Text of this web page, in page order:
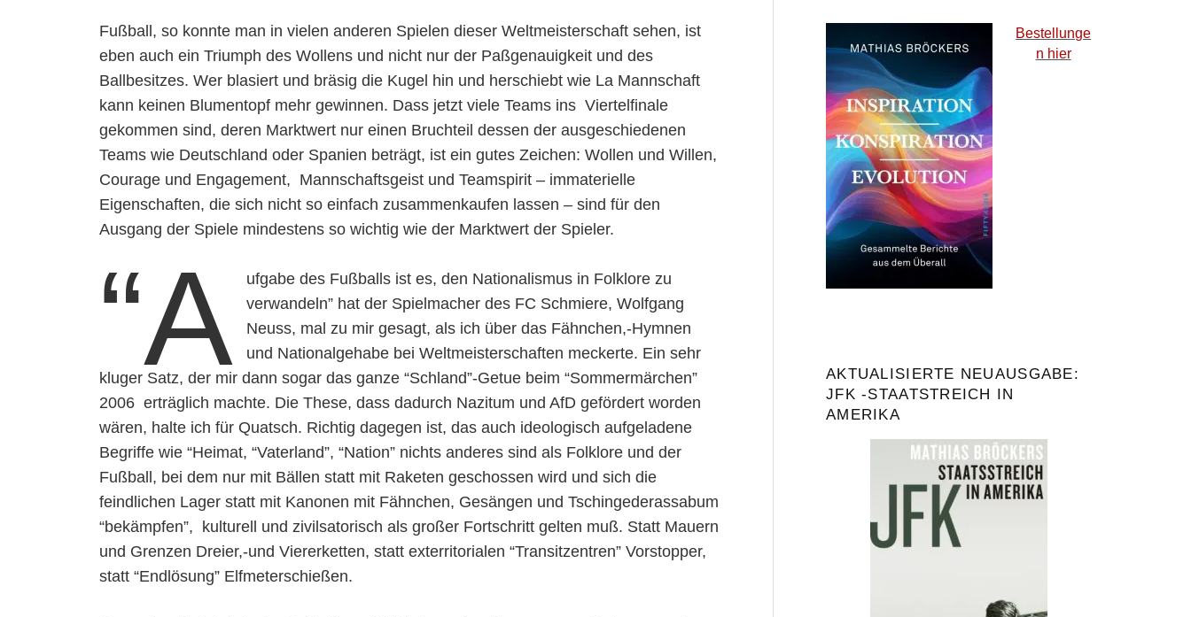
Fußball, so konnte man in vielen anderen Spielen dieser Weltmeisterschaft sehen, ist
eben auch ein Triumph des Wollens und nicht nur der Paßgenauigkeit und des
Ballbesitzes. Wer blasiert und bräsig die Kugel hin und herschiebt wie La Mannschaft
kann keinen Blumentopf mehr gewinnen. Dass jetzt viele Teams ins Viertelfinale
gekommen sind, deren Marktwert nur einen Bruchteil dessen der ausgeschiedenen
Teams wie Deutschland oder Spanien beträgt, ist ein gutes Zeichen: Wollen und Willen,
Courage und Engagement, Mannschaftsgeist und Teamspirit – immaterielle
Eigenschaften, die sich nicht so einfach zusammenkaufen lassen – sind für den
Ausgang der Spiele mindestens so wichtig wie der Marktwert der Spieler.
“A
ufgabe des Fußballs ist es, den Nationalismus in Folklore zu
verwandeln” hat der Spielmacher des FC Schmiere, Wolfgang
Neuss, mal zu mir gesagt, als ich über das Fähnchen,-Hymnen
und Nationalgehabe bei Weltmeisterschaften meckerte. Ein sehr
kluger Satz, der mir dann sogar das ganze “Schland”-Getue beim “Sommermärchen”
2006 erträglich machte. Die These, dass dadurch Nazitum und AfD gefördert worden
wären, halte ich für Quatsch. Richtig dagegen ist, das auch ideologisch aufgeladene
Begriffe wie “Heimat, “Vaterland”, “Nation” nichts anderes sind als Folklore und der
Fußball, bei dem nur mit Bällen statt mit Raketen geschossen wird und sich die
feindlichen Lager statt mit Kanonen mit Fähnchen, Gesängen und Tschingederassabum
“bekämpfen”, kulturell und zivilsatorisch als großer Fortschritt gelten muß. Statt Mauern
und Grenzen Dreier,-und Viererketten, statt exterritorialen “Transitzentren” Vorstopper,
statt “Endlösung” Elfmeterschießen.
Bestellunge
n hier
AKTUALISIERTE NEUAUSGABE:
JFK -STAATSTREICH IN
AMERIKA